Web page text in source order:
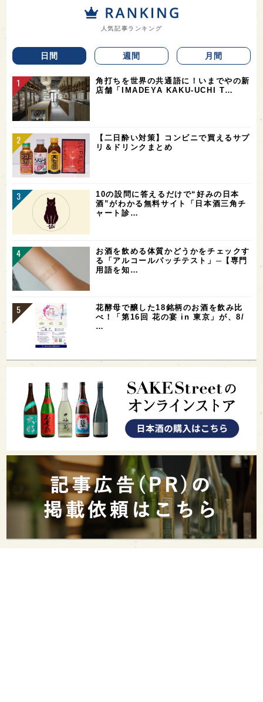
人気記事ランキング
日間 週間 月間
角打ちを世界の共通語に！いまでやの新
店舗「IMADEYA KAKU-UCHI T…
【二日酔い対策】コンビニで買えるサプ
リ＆ドリンクまとめ
10の設問に答えるだけで“好みの日本
酒”がわかる無料サイト「日本酒三角チ
ャート診…
お酒を飲める体質かどうかをチェックす
る「アルコールパッチテスト」─【専門
用語を知…
花酵母で醸した18銘柄のお酒を飲み比
べ！「第16回 花の宴 in 東京」が、8/
…